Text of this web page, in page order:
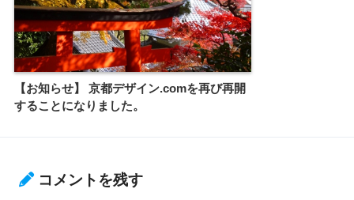
【お知らせ】 京都デザイン.comを再び再開
することになりました。
コメントを残す